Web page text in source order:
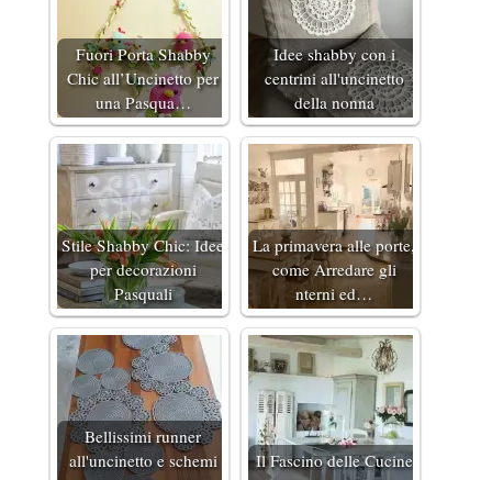
Fuori Porta Shabby
Chic all’Uncinetto per
una Pasqua…
Idee shabby con i
centrini all'uncinetto
della nonna
Stile Shabby Chic: Idee
per decorazioni
Pasquali
La primavera alle porte,
come Arredare gli
nterni ed…
Bellissimi runner
all'uncinetto e schemi
Il Fascino delle Cucine